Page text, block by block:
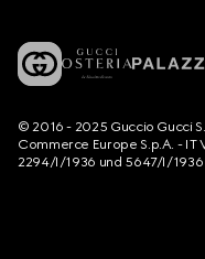
© 2016 - 2025 Guccio Gucci
Commerce Europe S.p.A. - IT
2294/I/1936 und 5647/I/1936